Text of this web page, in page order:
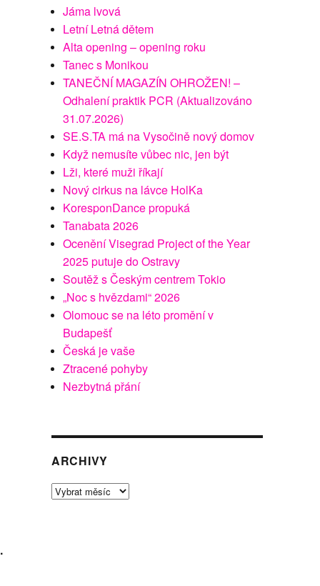
Jáma lvová
Letní Letná dětem
Alta opening – opening roku
Tanec s Monikou
TANEČNÍ MAGAZÍN OHROŽEN! –
Odhalení praktik PCR (Aktualizováno
31.07.2026)
SE.S.TA má na Vysočině nový domov
Když nemusíte vůbec nic, jen být
Lži, které muži říkají
Nový cirkus na lávce HolKa
KoresponDance propuká
Tanabata 2026
Ocenění Visegrad Project of the Year
2025 putuje do Ostravy
Soutěž s Českým centrem Tokio
„Noc s hvězdami“ 2026
Olomouc se na léto promění v
Budapešť
Česká je vaše
Ztracené pohyby
Nezbytná přání
ARCHIVY
Archivy